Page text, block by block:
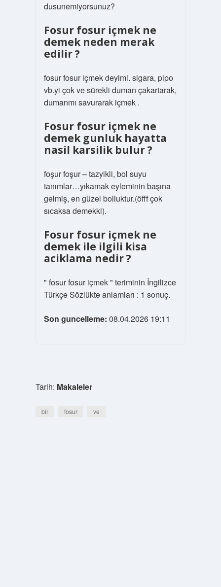
dusunemiyorsunuz?
Fosur fosur içmek ne
demek neden merak
edilir ?
fosur fosur içmek deyimi. sigara, pipo
vb.yi çok ve sürekli duman çakartarak,
dumanmı savurarak içmek .
Fosur fosur içmek ne
demek gunluk hayatta
nasil karsilik bulur ?
foşur foşur – tazyikli, bol suyu
tanımlar…yıkamak eyleminin başına
gelmiş, en güzel bolluktur.(öfff çok
sıcaksa demekki).
Fosur fosur içmek ne
demek ile ilgili kisa
aciklama nedir ?
" fosur fosur içmek " teriminin İngilizce
Türkçe Sözlükte anlamları : 1 sonuç.
Son guncelleme: 08.04.2026 19:11
Tarih: Makaleler
bir fosur ve